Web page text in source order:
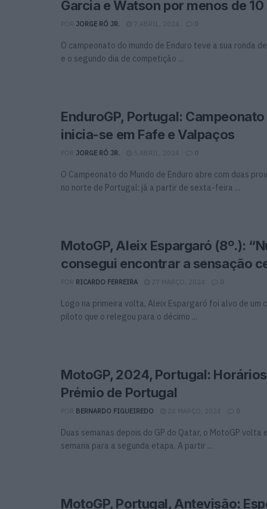
Garcia e Watson por menos de
JORGE RÓ JR. 7 ABRIL, 2024 0
O campeonato do mundo de Enduro teve a sua ronda
e o segundo dia de competição ...
EnduroGP, Portugal:
inicia-se em Fafe e Valpaços
JORGE RÓ JR. 5 ABRIL, 2024 0
O Campeonato do Mundo de Enduro abre com duas
no norte de Portugal: já a partir de sexta-feira ...
MotoGP, Aleix Espargaró (8º.):
consegui encontrar a sensação
RICARDO FERREIRA 27 MARÇO, 2024 0
Logo na primeira volta, Aleix Espargaró foi alvo de um
piloto que o relegou para o décimo ...
MotoGP, 2024, Portugal:
Prémio de Portugal
BERNARDO FIGUEIREDO 24 MARÇO, 2024 0
Duas semanas depois do GP do Qatar, o MotoGP volta
semana para a segunda etapa. A partir ...
MotoGP, Portugal, Antevisão: